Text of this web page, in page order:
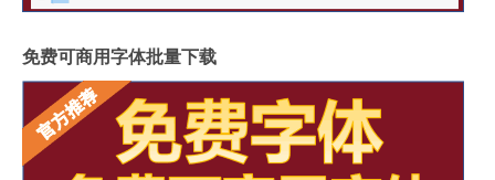
免费可商用字体批量下载